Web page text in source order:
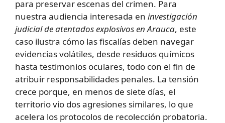
para preservar escenas del crimen. Para
nuestra audiencia interesada en investigación
judicial de atentados explosivos en Arauca, este
caso ilustra cómo las fiscalías deben navegar
evidencias volátiles, desde residuos químicos
hasta testimonios oculares, todo con el fin de
atribuir responsabilidades penales. La tensión
crece porque, en menos de siete días, el
territorio vio dos agresiones similares, lo que
acelera los protocolos de recolección probatoria.